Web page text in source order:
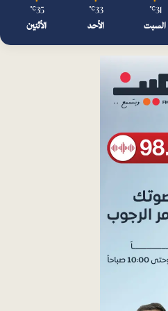
31
℃
السبت
33
℃
الأحد
35
℃
الأثنين